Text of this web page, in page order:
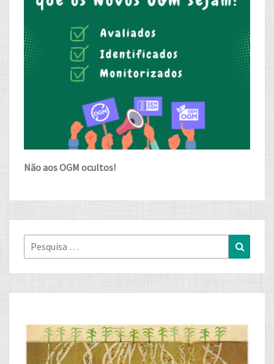
Não aos OGM ocultos!
Pesquisa
for: